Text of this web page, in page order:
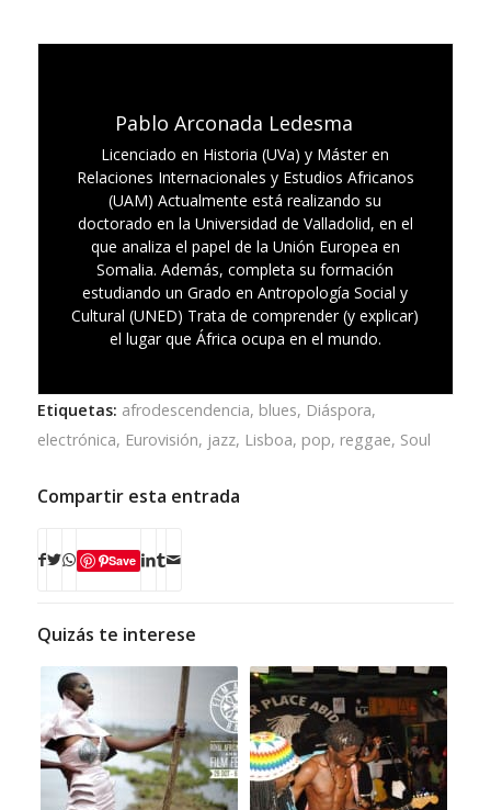
Pablo Arconada Ledesma
Licenciado en Historia (UVa) y Máster en
Relaciones Internacionales y Estudios Africanos
(UAM) Actualmente está realizando su
doctorado en la Universidad de Valladolid, en el
que analiza el papel de la Unión Europea en
Somalia. Además, completa su formación
estudiando un Grado en Antropología Social y
Cultural (UNED) Trata de comprender (y explicar)
el lugar que África ocupa en el mundo.
Etiquetas: afrodescendencia, blues, Diáspora,
electrónica, Eurovisión, jazz, Lisboa, pop, reggae, Soul
Compartir esta entrada
Save
Quizás te interese